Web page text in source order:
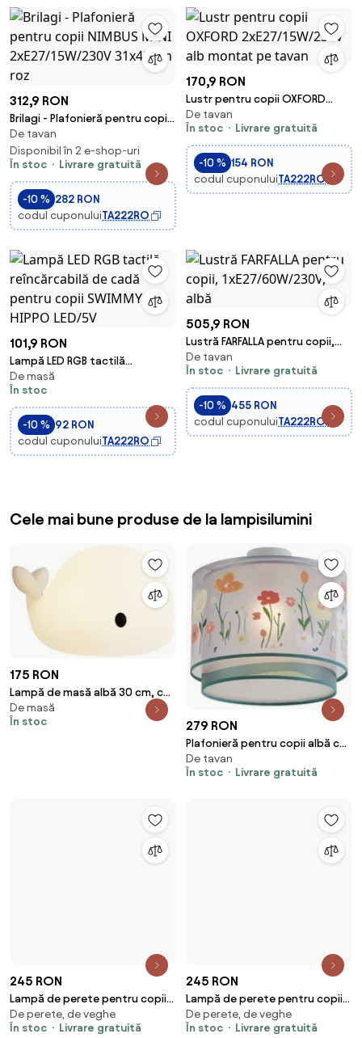
312,9 RON
Brilagi - Plafonieră pentru copii
NIMBUS MINI 2xE27/15W/230V
31x43 cm roz
De tavan
Disponibil în 2 e-shop-uri
În stoc
Livrare gratuită
-10 % 282 RON
codul cuponuluiTA222RO
170,9 RON
Lustr pentru copii OXFORD
2xE27/15W/230V alb montat pe
tavan
De tavan
În stoc
Livrare gratuită
-10 % 154 RON
codul cuponuluiTA222RO
101,9 RON
Lampă LED RGB tactilă
reîncărcabilă de cadă pentru
copii SWIMMY HIPPO LED/5V
De masă
În stoc
-10 % 92 RON
codul cuponuluiTA222RO
505,9 RON
Lustră FARFALLA pentru copii,
1xE27/60W/230V, albă
De tavan
În stoc
Livrare gratuită
-10 % 455 RON
codul cuponuluiTA222RO
Cele mai bune produse de la lampisilumini
175 RON
Lampă de masă albă 30 cm, cu
LED, variabilă, IP54,
reîncărcabilă - Baby Whale
De masă
În stoc
279 RON
Plafonieră pentru copii albă cu
flori - Harrie printre flori
De tavan
În stoc
Livrare gratuită
245 RON
Lampă de perete pentru copii
bej, cu LED, cu 3 trepte de
intensitate luminoasă - Ellie the
De perete, de veghe
În stoc
Livrare gratuită
245 RON
Lampă de perete pentru copii
bej cu detalii, inclusiv LED, cu 3
trepte de intensitate
De perete, de veghe
În stoc
Livrare gratuită